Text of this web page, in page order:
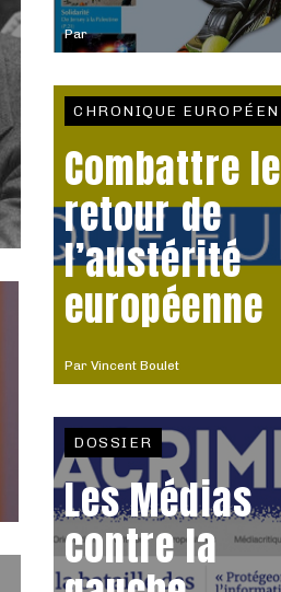
Par
Par Vincent Boulet
CHRONIQUE
Combattre le
retour de
l’austérité
européenne
DOSSIER
Les Médias
contre la